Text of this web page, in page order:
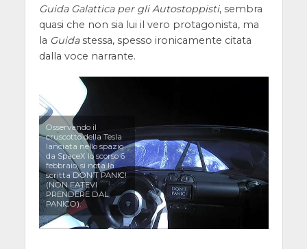
Guida Galattica per gli Autostoppisti, sembra
quasi che non sia lui il vero protagonista, ma
la Guidastessa, spesso ironicamente citata
dalla voce narrante.
Osservando il
cruscotto della Tesla
lanciata nello spazio
da SpaceX lo scorso 6
febbraio, si nota la
scritta DON’T PANIC!
(NON FATEVI
PRENDERE DAL
PANICO).